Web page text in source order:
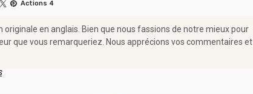
Actions 4
en anglais. Bien que nous fassions de notre mieux pour
que vous remarqueriez. Nous apprécions vos commentaires et